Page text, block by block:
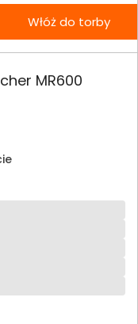
Włóż do torby
MR600